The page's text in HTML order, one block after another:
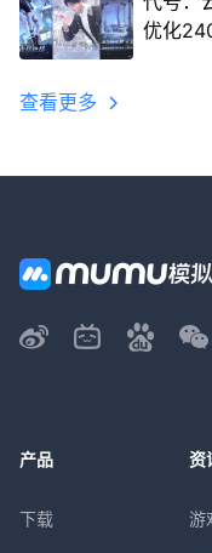
优化
查看更多
产品
下载
资
游